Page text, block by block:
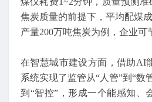
焦炭质量的前提下，平均配煤
产量200万吨焦炭为例，企业可
在智慧城市建设方面，借助AI
系统实现了监管从“人管”到“数
到“智控”，形成一个能感知、